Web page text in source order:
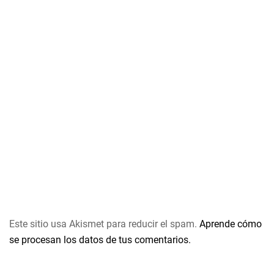
Este sitio usa Akismet para reducir el spam. Aprende cómo
se procesan los datos de tus comentarios.